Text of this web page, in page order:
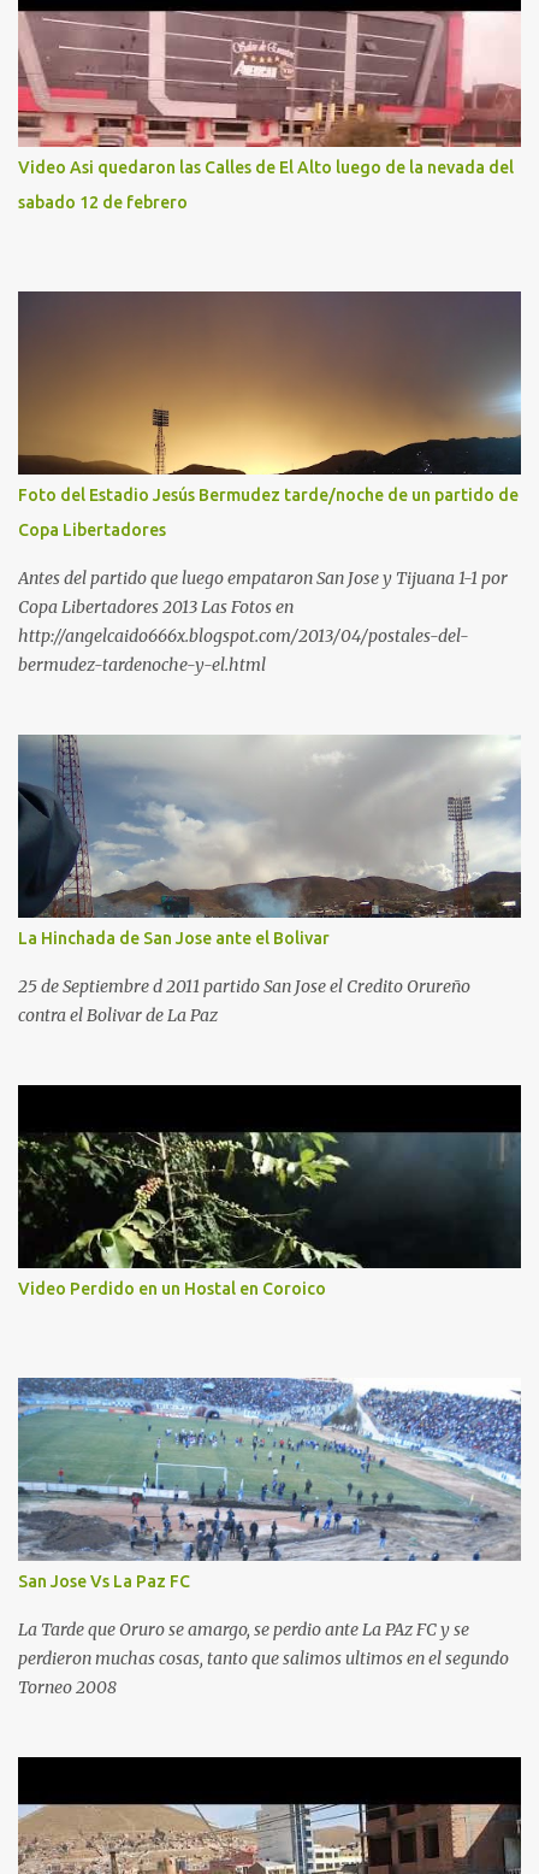
Video Asi quedaron las Calles de El Alto luego de la nevada del
sabado 12 de febrero
Foto del Estadio Jesús Bermudez tarde/noche de un partido de
Copa Libertadores
Antes del partido que luego empataron San Jose y Tijuana 1-1 por
Copa Libertadores 2013 Las Fotos en
http://angelcaido666x.blogspot.com/2013/04/postales-del-
bermudez-tardenoche-y-el.html
La Hinchada de San Jose ante el Bolivar
25 de Septiembre d 2011 partido San Jose el Credito Orureño
contra el Bolivar de La Paz
Video Perdido en un Hostal en Coroico
San Jose Vs La Paz FC
La Tarde que Oruro se amargo, se perdio ante La PAz FC y se
perdieron muchas cosas, tanto que salimos ultimos en el segundo
Torneo 2008